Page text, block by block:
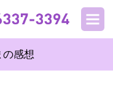
の感想